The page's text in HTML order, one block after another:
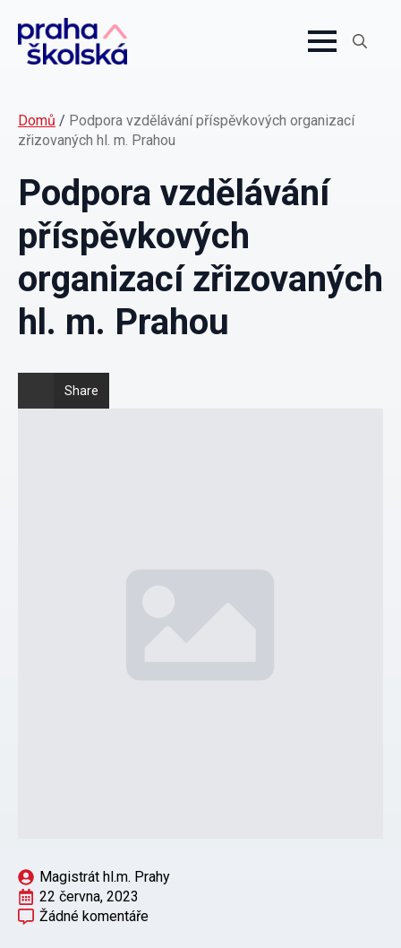
Domů / Podpora vzdělávání příspěvkových organizací
zřizovaných hl. m. Prahou
Podpora vzdělávání
příspěvkových
organizací zřizovaných
hl. m. Prahou
Share
Magistrát hl.m. Prahy
22 června, 2023
Žádné komentáře